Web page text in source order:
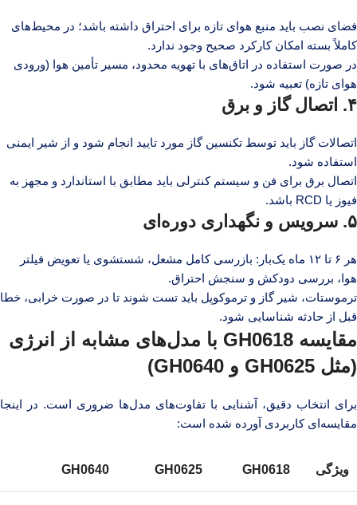
فضای نصب باید منبع هوای تازه برای احتراق داشته باشد؛ در محیط‌های
کاملاً بسته امکان کارکرد صحیح وجود ندارد.
در صورت استفاده در اتاق‌های با تهویه محدود، مسیر تأمین هوا (ورودی
هوای تازه) تعبیه شود.
۴. اتصال گاز و برق
اتصالات گاز باید توسط تکنسین گاز مورد تایید انجام شود و از شیر ایمنی
استفاده شود.
اتصال برق برای فن و سیستم کنترلی باید مطابق با استاندارد و مجهز به
فیوز یا RCD باشد.
۵. سرویس و نگهداری دوره‌ای
هر ۶ تا ۱۲ ماه یک‌بار: بازرسی کامل مشعل، شستشوی یا تعویض فیلتر
هوا، بررسی دودکش و سنجش احتراق.
ترموستات، شیر گاز و ترموکوپل باید تست شوند تا در صورت خرابی، خطا
قبل از حادثه شناسایی شود.
مقایسه GH0618 با مدل‌های مشابه از انرژی
(مثل GH0625 و GH0640)
برای انتخاب دقیق، آشنایی با تفاوت‌های مدل‌ها ضروری است. در اینجا
مقایسه‌ای کاربردی آورده شده است:
ویژگی GH0618
GH0625
GH0640